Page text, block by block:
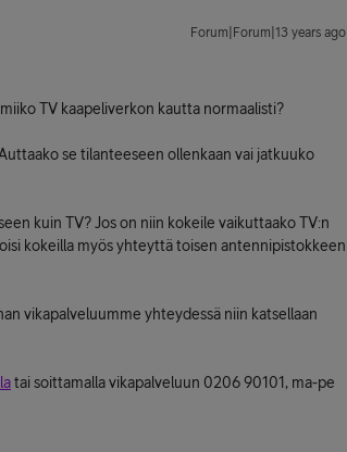
Forum|Forum|13 years ago
TV kaapeliverkon kautta normaalisti?
se tilanteeseen ollenkaan vai jatkuuko
kuin TV? Jos on niin kokeile vaikuttaako TV:n
kokeilla myös yhteyttä toisen antennipistokkeen
vikapalveluumme yhteydessä niin katsellaan
tai soittamalla vikapalveluun 0206 90101, ma-pe